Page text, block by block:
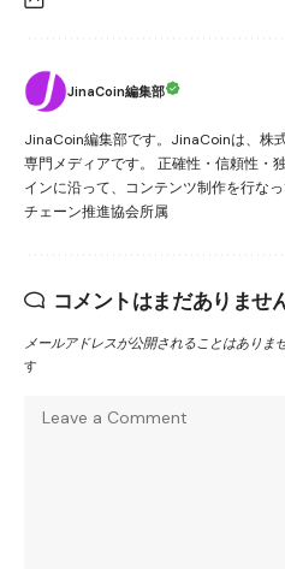
JinaCoin編集部
JinaCoin編集部です。JinaCoinは、株
専門メディアです。 正確性・信頼性・
インに沿って、コンテンツ制作を行な
チェーン推進協会所属
コメントはまだありませ
メールアドレスが公開されることはありませ
す